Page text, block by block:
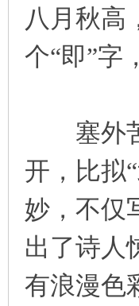
八月秋高
个“即”字
塞外苦
开，比拟
妙，不仅
出了诗人
有浪漫色